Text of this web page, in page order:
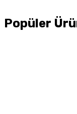
Popüler